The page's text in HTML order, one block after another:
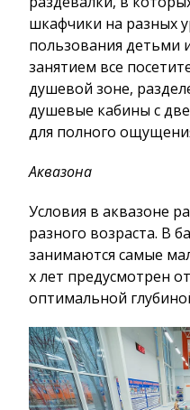
шкафчики на разных
пользования детьми
занятием все
душевой зоне,
душевые кабины с
для полного
Аквазона
Условия в аквазоне
разного возраста. В
занимаются самые
х лет предусмотрен
оптимальной